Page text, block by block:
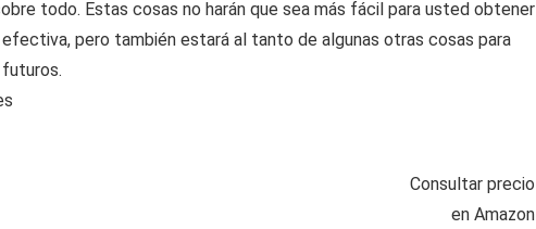
todo. Estas cosas no harán que sea más fácil para usted obtener
efectiva, pero también estará al tanto de algunas otras cosas para
Consultar precio
en Amazon